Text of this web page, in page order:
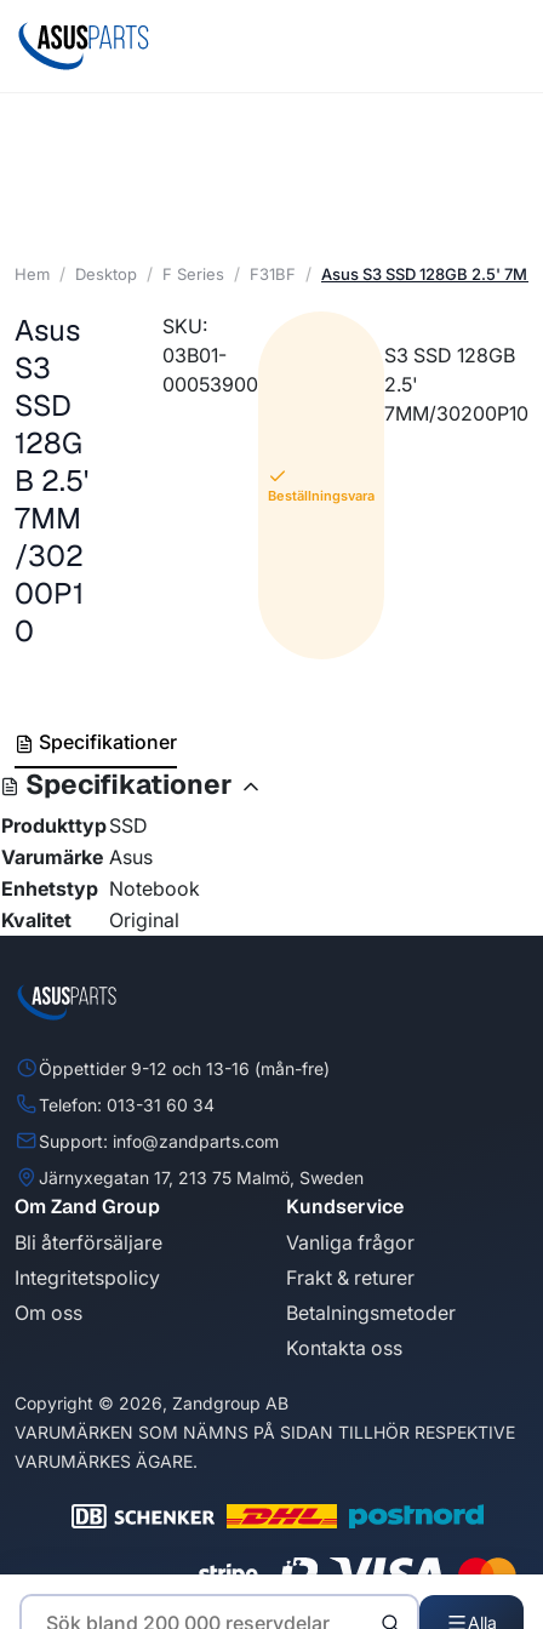
Alla
Hem Desktop F Series F31BF Asus S3 SSD 128GB 2.5'
Asus
S3
SSD
128G
B 2.5'
7MM
/302
00P1
0
SKU:
03B01-
00053900
Beställningsvara
S3 SSD 128GB
2.5'
7MM/30200P10
Specifikationer
Specifikationer
ProdukttypSSD
Varumärke Asus
Enhetstyp Notebook
Kvalitet
Original
Öppettider 9-12 och 13-16 (mån-fre)
Telefon: 013-31 60 34
Support: info@zandparts.com
Järnyxegatan 17, 213 75 Malmö, Sweden
Om Zand Group
Bli återförsäljare
Integritetspolicy
Om oss
Kundservice
Vanliga frågor
Frakt & returer
Betalningsmetoder
Kontakta oss
Copyright © 2026, Zandgroup AB
VARUMÄRKEN SOM NÄMNS PÅ SIDAN TILLHÖR RESPEKTIVE
VARUMÄRKES ÄGARE.